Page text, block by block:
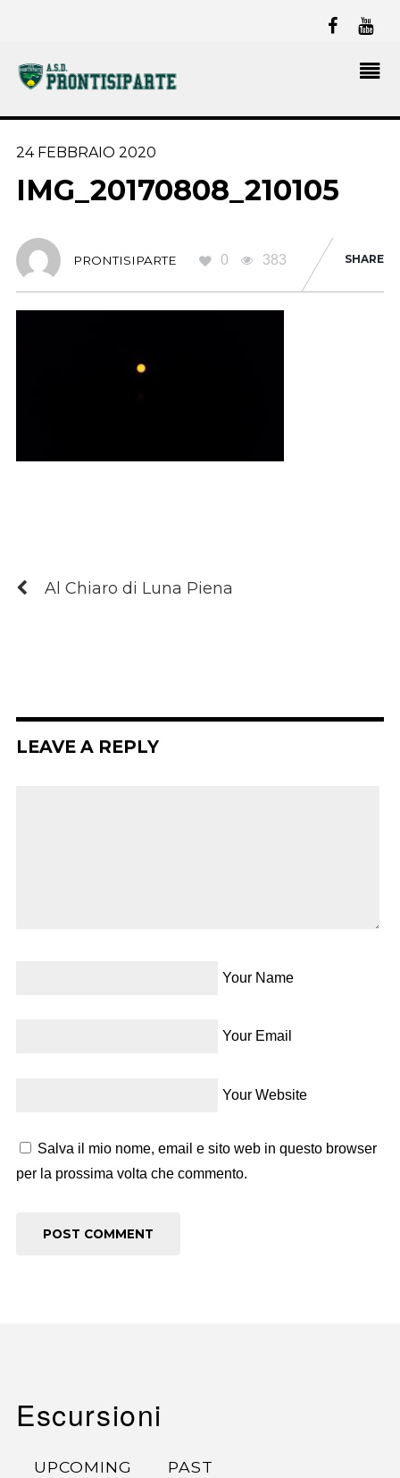
24 FEBBRAIO 2020
IMG_20170808_210105
PRONTISIPARTE 0 383 SHARE
Al Chiaro di Luna Piena
LEAVE A REPLY
Your Name
Your Email
Your Website
Salva il mio nome, email e sito web in questo browser
per la prossima volta che commento.
Escursioni
UPCOMING PAST